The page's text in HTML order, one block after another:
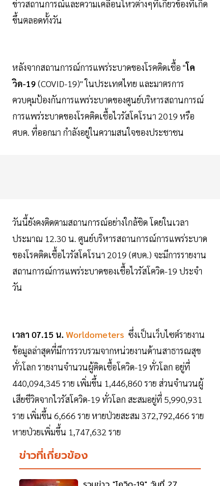
ข่าวสถานการณ์และความเคลื่อนไหวต่างๆที่เกี่ยวข้องที่เกิด
ขึ้นตลอดทั้งวัน
หลังจากสถานการณ์การแพร่ระบาดของโรคติดเชื้อ "โค
วิด-19 (COVID-19)" ในประเทศไทย และมาตรการ
ควบคุมป้องกันการแพร่ระบาดของศูนย์บริหารสถานการณ์
การแพร่ระบาดของโรคติดเชื้อไวรัสโคโรนา 2019 หรือ
ศบค. ที่ออกมา กำลังอยู่ในความสนใจของประชาชน
วันนี้ยังคงติดตามสถานการณ์อย่างใกล้ชิด โดยในเวลา
ประมาณ 12.30 น. ศูนย์บริหารสถานการณ์การแพร่ระบาด
ของโรคติดเชื้อไวรัสโคโรนา 2019 (ศบค.) จะมีการรายงาน
สถานการณ์การแพร่ระบาดของเชื้อไวรัสโควิด-19 ประจำ
วัน
เวลา 07.15 น. Worldometers ซึ่งเป็นเว็บไซต์รายงาน
ข้อมูลล่าสุดที่มีการรวบรวมจากหน่วยงานด้านสาธารณสุข
ทั่วโลก รายงานจำนวนผู้ติดเชื้อโควิด-19 ทั่วโลก อยู่ที่
440,094,345 ราย เพิ่มขึ้น 1,446,860 ราย ส่วนจำนวนผู้
เสียชีวิตจากไวรัสโควิด-19 ทั่วโลก สะสมอยู่ที่ 5,990,931
ราย เพิ่มขึ้น 6,666 ราย หายป่วยสะสม 372,792,466 ราย
หายป่วยเพิ่มขึ้น 1,747,632 ราย
ข่าวที่เกี่ยวข้อง